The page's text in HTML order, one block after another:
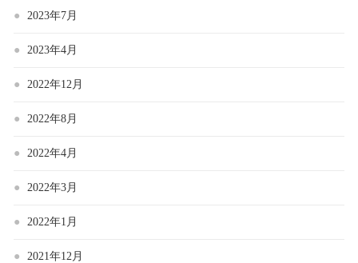
2023年7月
2023年4月
2022年12月
2022年8月
2022年4月
2022年3月
2022年1月
2021年12月